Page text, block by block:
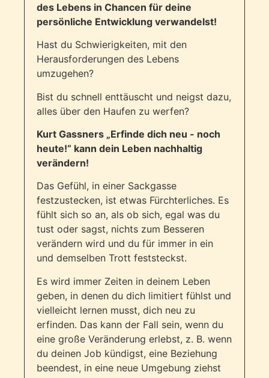
des Lebens in Chancen für deine
persönliche Entwicklung verwandelst!
Hast du Schwierigkeiten, mit den
Herausforderungen des Lebens
umzugehen?
Bist du schnell enttäuscht und neigst dazu,
alles über den Haufen zu werfen?
Kurt Gassners „Erfinde dich neu - noch
heute!“ kann dein Leben nachhaltig
verändern!
Das Gefühl, in einer Sackgasse
festzustecken, ist etwas Fürchterliches. Es
fühlt sich so an, als ob sich, egal was du
tust oder sagst, nichts zum Besseren
verändern wird und du für immer in ein
und demselben Trott feststeckst.
Es wird immer Zeiten in deinem Leben
geben, in denen du dich limitiert fühlst und
vielleicht lernen musst, dich neu zu
erfinden. Das kann der Fall sein, wenn du
eine große Veränderung erlebst, z. B. wenn
du deinen Job kündigst, eine Beziehung
beendest, in eine neue Umgebung ziehst